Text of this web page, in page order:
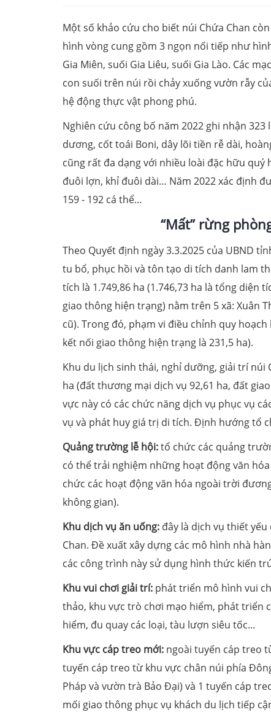
Một số khảo cứu cho biết núi Chứa Chan
hình vòng cung gồm 3 ngọn nối tiếp như
Gia Miên, suối Gia Liêu, suối Gia Lào. Các
con suối trên núi rồi chảy xuống vườn rẫy
hệ động thực vật phong phú.
Nghiên cứu công bố năm 2022 ghi nhận
dương, cốt toái Boni, dây lõi tiền rễ dài,
cũng rất đa dạng với nhiều loài đặc hữu quý
đuôi lợn, khỉ đuôi dài… Năm 2022 xác định
159 - 192 cá thể…
“Mất” rừng
Theo Quyết định ngày 3.3.2025 của UBND
tu bổ, phục hồi và tôn tạo di tích danh lam
tích là 1.749,86 ha (1.746,73 ha là tổng diện
giao thông hiện trạng) nằm trên 5 xã: Xuân
cũ). Trong đó, phạm vi điều chỉnh quy hoạch
kết nối giao thông hiện trạng là 231,5 ha).
Khu du lịch sinh thái, nghỉ dưỡng, giải trí núi
ha (đất thương mại dịch vụ 92,61 ha, đất
vực này có các chức năng dịch vụ phục vụ
vụ và phát huy giá trị di tích. Định hướng tổ
Quảng trường lễ hội:tổ chức các quảng
có thể trải nghiệm những hoạt động văn
chức các hoạt động văn hóa ngoài trời
không gian).
Khu dịch vụ ăn uống: đây là dịch vụ thiết
Chan. Đề xuất xây dựng các mô hình nhà
các công trình này sử dụng hình thức kiến
Khu vui chơi giải trí: phát triển mô hình vui
thảo, khu vực trò chơi mạo hiểm, phát triển
hiểm, đu quay các loại, tàu lượn siêu tốc...
Khu vực cáp treo mới: ngoài tuyến cáp treo
tuyến cáp treo từ khu vực chân núi phía
Pháp và vườn trà Bảo Đại) và 1 tuyến cáp
mối giao thông phục vụ khách du lịch tiếp